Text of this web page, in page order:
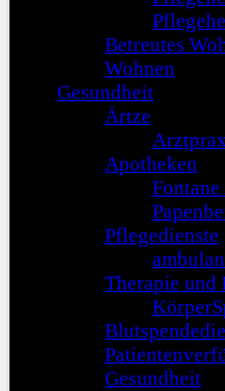
Betreutes
Wohnen
Gesundheit
Ärtze
Apotheken
Pflegedienste
Therapie
Gesundheit